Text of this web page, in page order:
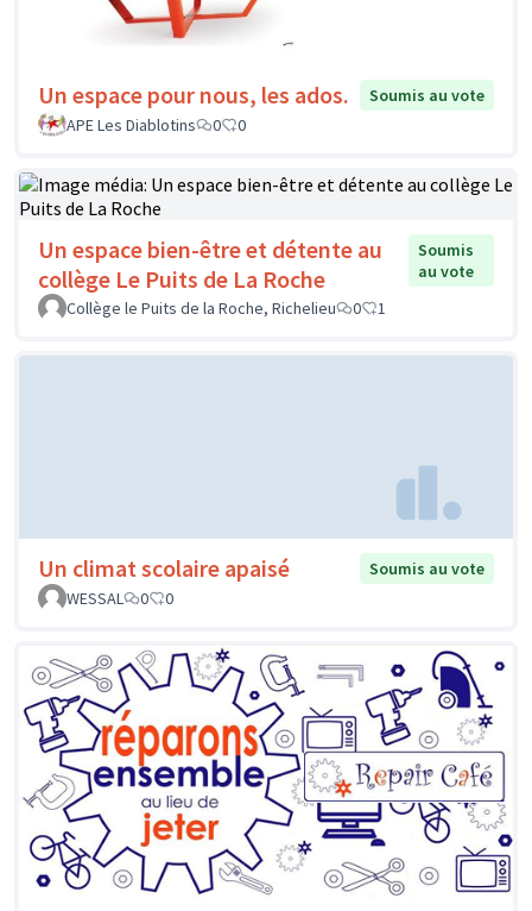
Un espace pour nous, les ados.
Soumis au vote
APE Les Diablotins
0 0
Un espace bien-être et détente au
collège Le Puits de La Roche
Soumis
au vote
Collège le Puits de la Roche, Richelieu
0 1
Un climat scolaire apaisé
Soumis au vote
WESSAL
0 0